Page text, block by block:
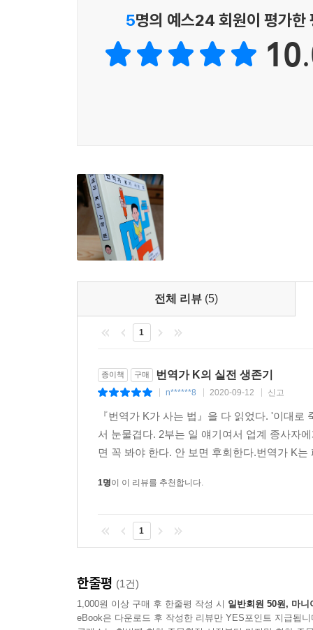
한 명에게 집중해서는 안 되었다. 쑤퉁만큼이나
--- p.102
미래의 출판번역은 종이책이 사라져도 단지 매체
역은 출판번역이 자신의 미래를 예측하기 위해
럼 순문학도 사회과학도 심지어 역사와 철학도
면 중국어 출판번역을 비롯한 모든 출판번역도 온
--- p.113
출판번역가는 좋은 책을 발견해 기획서를 쓸 때는
판사가 생각나고 중국소설을 기획할 때는 글항
--- p.131
어쨌든 출판번역가는 저만치 있는 마감일을 마
는 팔자다. 그러다가 자칫 몸이 아파 며칠을 쉬게
유롭기는커녕 실컷 아플 수 있는 자유조차 없다.
--- p.158
5명의 예스24 회원이 평가한
전체 리뷰 (5)
1
종이책 구매 번역가 K의 실전 생존기
n******8 2020-09-12 신고
『번역가 K가 사는 법』을 다 읽었다. '이대
서 눈물겹다. 2부는 일 얘기여서 업계 종사자
면 꼭 봐야 한다. 안 보면 후회한다.번역가 K
1명이 이 리뷰를 추천합니다.
1
한줄평 (1건)
1,000원 이상 구매 후 한줄평 작성 시 일반회원 50원, 마니
eBook은 다운로드 후 작성한 리뷰만 YES포인트 지급됩니